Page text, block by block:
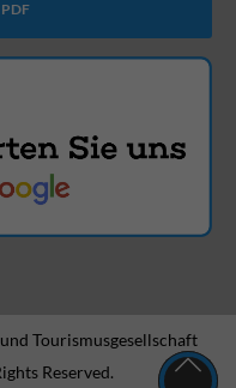
Tourismusgesellschaft
Reserved.